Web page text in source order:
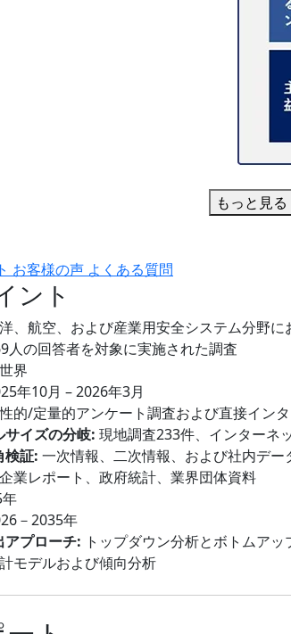
もっと見る
お客様の声 よくある質問
ント
、航空、および産業用安全システム分野に
人の回答者を対象に実施された調査
界
年10月 – 2026年3月
的/定量的アンケート調査および直接イン
イズの分岐: 現地調査233件、インターネ
検証: 一次情報、二次情報、および社内デー
企業レポート、政府統計、業界団体資料
－2035年
アプローチ: トップダウン分析とボトムアッ
モデルおよび傾向分析